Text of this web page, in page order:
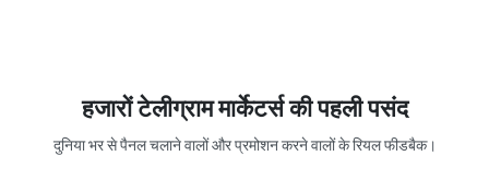
हजारों टेलीग्राम मार्केटर्स की पहली पसंद
दुनिया भर से पैनल चलाने वालों और प्रमोशन करने वालों के रियल फीडबैक।